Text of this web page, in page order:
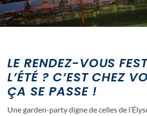
LE RENDEZ-VOUS
L’ÉTÉ ? C’EST CHEZ
ÇA SE PASSE !
Une garden-party digne de celles de